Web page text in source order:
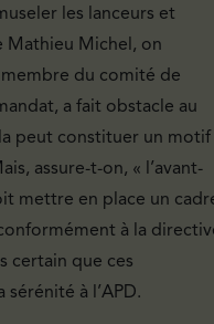
les lanceurs et
Mathieu Michel, on
membre du comité de
a fait obstacle au
peut constituer un motif
assure-t-on, « l’avant-
mettre en place un
à la
certain que ces
à l’APD.